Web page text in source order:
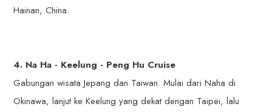
Hainan, China.
4. Na Ha - Keelung - Peng Hu Cruise
Gabungan wisata Jepang dan Taiwan. Mulai dari Naha di
Okinawa, lanjut ke Keelung yang dekat dengan Taipei, lalu